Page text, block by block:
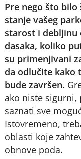
Pre nego što
stanje vašeg
starost i
dasaka, koliko
su primenjivani
da odlučite kako
bude završen.
ako niste
saznati sve
Istovremeno,
oblasti koje
obnove poda.